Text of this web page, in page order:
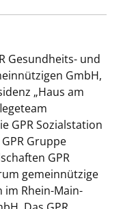
Gesundheits- und
GmbH,
„Haus am
GPR Sozialstation
Gruppe
GPR
gemeinnützige
Rhein-Main-